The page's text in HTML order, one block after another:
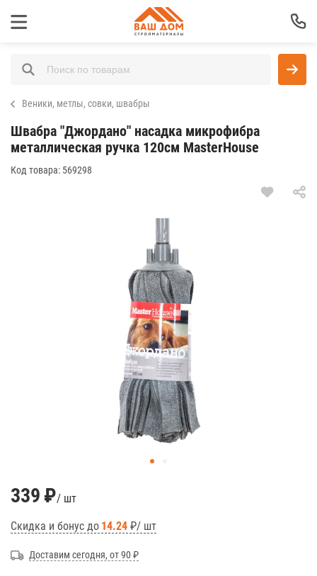
Веники, метлы, совки, швабры
Швабра "Джордано" насадка микрофибра
металлическая ручка 120см MasterHouse
Код товара: 569298
339 ₽/ шт
Скидка и бонус до 14.24 ₽/ шт
Доставим сегодня, от 90 ₽